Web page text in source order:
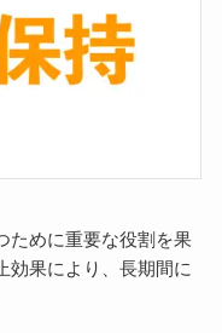
ために重要な役割を果
効果により、長期間に